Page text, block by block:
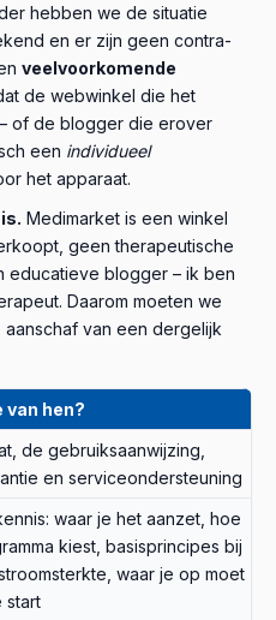
hebben we de situatie
en er zijn geen contra-
veelvoorkomende
de webwinkel die het
of de blogger die erover
een individueel
het apparaat.
Medimarket is een winkel
geen therapeutische
educatieve blogger – ik ben
Daarom moeten we
van een dergelijk
van hen?
de gebruiksaanwijzing,
en serviceondersteuning
waar je het aanzet, hoe
kiest, basisprincipes bij
waar je op moet
start